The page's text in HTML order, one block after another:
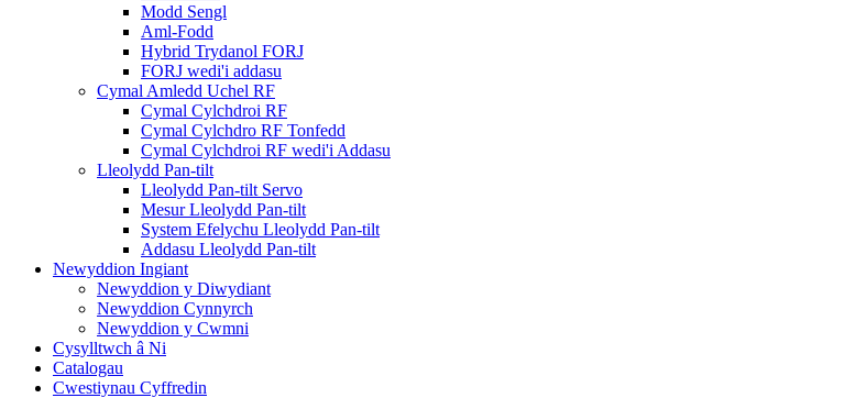
Modd Sengl
Aml-Fodd
Hybrid Trydanol FORJ
FORJ wedi'i addasu
Cymal Amledd Uchel RF
Cymal Cylchdroi RF
Cymal Cylchdro RF Tonfedd
Cymal Cylchdroi RF wedi'i Addasu
Lleolydd Pan-tilt
Lleolydd Pan-tilt Servo
Mesur Lleolydd Pan-tilt
System Efelychu Lleolydd Pan-tilt
Addasu Lleolydd Pan-tilt
Newyddion Ingiant
Newyddion y Diwydiant
Newyddion Cynnyrch
Newyddion y Cwmni
Cysylltwch â Ni
Catalogau
Cwestiynau Cyffredin